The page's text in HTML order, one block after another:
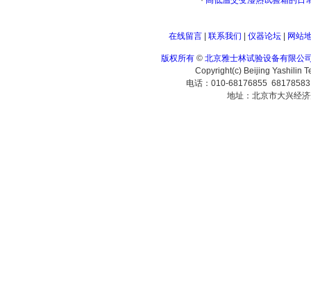
在线留言| 联系我们 仪器论坛| 网站
版权所有 © 北京雅士林试验设备有限公
Copyright(c) Beijing Yashilin
电话：010-68176855
地址：北京市大兴经